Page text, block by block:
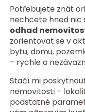
Potřebujete znát
nechcete hned nic
odhad
zorientovat se v
bytu, domu,
– rychle a
Stačí mi
nemovitosti –
podstatné